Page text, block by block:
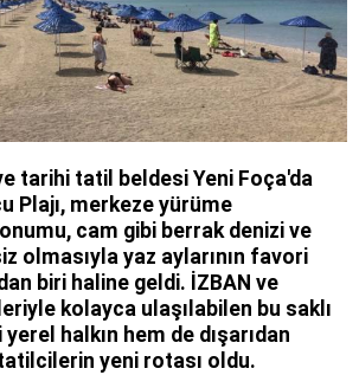
tarihi tatil beldesi Yeni Foça'da
Plajı, merkeze yürüme
cam gibi berrak denizi ve
olmasıyla yaz aylarının favori
biri haline geldi. İZBAN ve
kolayca ulaşılabilen bu saklı
halkın hem de dışarıdan
yeni rotası oldu.